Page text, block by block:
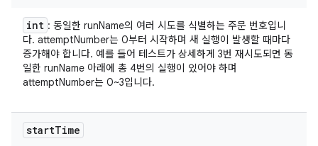
int : 동일한 runName의 여러 시도를 식별하는 주문 번호입니
다. attemptNumber는 0부터 시작하며 새 실행이 발생할 때마다
증가해야 합니다. 예를 들어 테스트가 상세하게 3번 재시도되면 동
일한 runName 아래에 총 4번의 실행이 있어야 하며
attemptNumber는 0~3입니다.
startTime